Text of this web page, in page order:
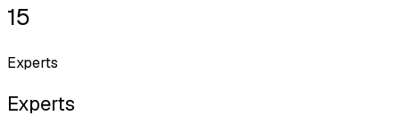
15
Experts
Experts